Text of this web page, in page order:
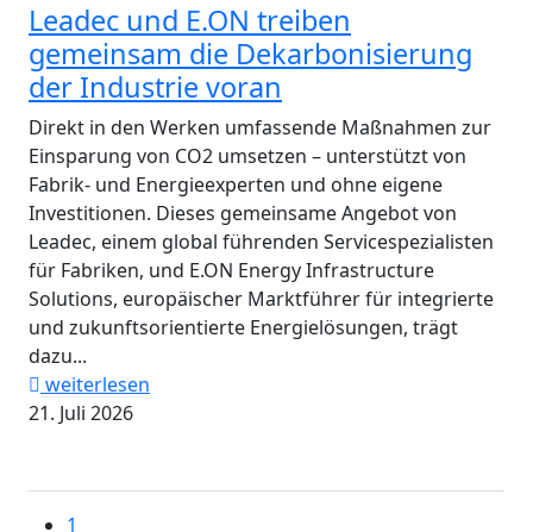
Leadec und E.ON treiben
gemeinsam die Dekarbonisierung
der Industrie voran
Direkt in den Werken umfassende Maßnahmen zur
Einsparung von CO2 umsetzen – unterstützt von
Fabrik- und Energieexperten und ohne eigene
Investitionen. Dieses gemeinsame Angebot von
Leadec, einem global führenden Servicespezialisten
für Fabriken, und E.ON Energy Infrastructure
Solutions, europäischer Marktführer für integrierte
und zukunftsorientierte Energielösungen, trägt
dazu...
weiterlesen
21. Juli 2026
1